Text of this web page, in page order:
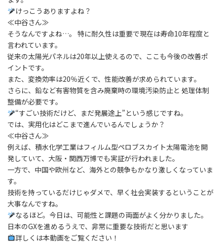
けっこうありますよね？
≪中谷さん≫
そうなんですよね…。 特に耐久性は重要で現在は寿命10年程度と
言われています。
従来の太陽光パネルは20年以上使えるので、ここも今後の改善ポ
イントです。
また、変換効率は20％近くで、性能改善が求められています。
さらに、鉛など有害物質を含み廃棄時の環境汚染防止と 処理体制
整備が必要です。
“すごい技術だけど、まだ発展途上”という感じですね。
では、実用化はどこまで進んでいるんでしょうか？
≪中谷さん≫
例えば、積水化学工業はフィルム型ペロブスカイト太陽電池を開
発していて、大阪・関西万博でも実証が行われました。
一方で、中国や欧州など、海外との競争もかなり激しくなっていま
す。
技術を持っているだけじゃダメで、早く社会実装するということが
大事なんですね。
なるほど。今日は、可能性と課題の両面がよく分かりました。
日本のGXを進めるうえで、非常に重要な技術だと思います
詳しくは本動画をご覧ください！